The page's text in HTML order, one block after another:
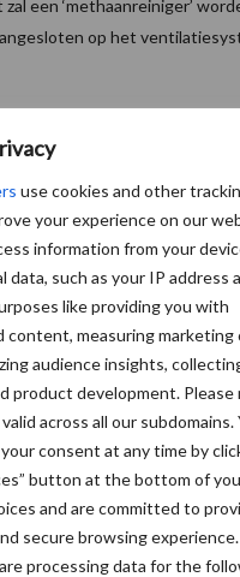
use cookies and other
your experience on our
information from your
data, such as your IP address
like providing you with
content, measuring marketing
audience insights,
product development.
across all our subdomains.
consent at any time by
button at the bottom of
and are committed to
secure browsing
processing data for the
een ‘methaanreiniger’
op het
al uit de lucht wordt
hand liggende oplossing,” legt
voor biogas- en
die enkele van de
zijn van methaanemissies
Denmark
door een subsidie
voor het PERMA-project,
Het onderzoek werd
Universiteit van